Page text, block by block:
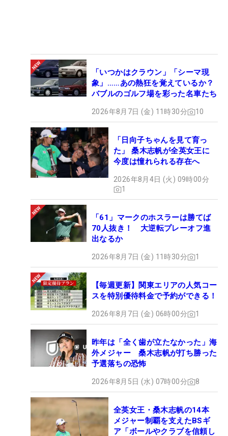
「いつかはクラウン」「シーマ現
象」……あの熱狂を覚えているか？
バブルのゴルフ場を彩った名車たち
2026年8月7日 (金) 11時30分 10
「日向子ちゃんを見て育っ
た」 桑木志帆が全英女王に
今度は憧れられる存在へ
2026年8月4日 (火) 09時00分
1
「61」マークのホスラーは勝てば
70人抜き！ 大逆転プレーオフ進
出なるか
2026年8月7日 (金) 11時30分 1
【毎週更新】関東エリアの人気コー
スを特別優待料金で予約ができる！
2026年8月7日 (金) 06時00分 1
昨年は「全く歯が立たなかった」海
外メジャー 桑木志帆が打ち勝った
予選落ちの恐怖
2026年8月5日 (水) 07時00分 8
全英女王・桑木志帆の14本
メジャー制覇を支えたBSギ
ア「ボールやクラブを信頼し